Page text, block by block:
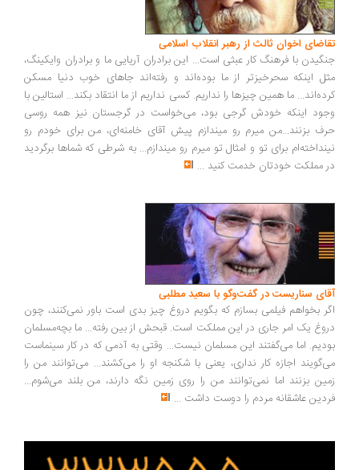
اخوان ثالث از رهبر انقلاب اسلامی
با فرهنگ کار عبثی است... این برادران آریایی ما و برادران وایکینگ،
اینکه سحرخیزتر از ما بوده‌اند و رفته‌اند جاهای خوب دنیا مسکن
ما همین چیزها را نداریم. کسی نداریم از ما انتقاد بکند... استالین با
اینکه خودش گرجی بود، می‌خواست در گرجستان نیز همه روسی
بزنند...من میرم رو میندازم پیش آقای خامنه‌ای، من برای خودم رو
برای تو و امثال تو میرم رو میندازم... به شرطی که شماها برگردید
مملکت خودتان خدمت کنید...
سناریست در گفت‌وگو با سعید مطلبی
بخواهم فیلمی بسازم که بگویم دروغ چیز بدی است باور نمی‌کنند، چون
یک امر جاری در این مملکت است. قبحش از بین رفته... ما بچه‌مسلمان
اما می‌گفتند این مسلمان نیست... وقتی به آدمی که در کار سینماست
اجازه کار نداری، یعنی با شکنجه او را می‌کشند... می‌توانند من را
بزنند اما نمی‌توانند من را روی زمین نگه دارند، من بلند می‌شوم...
عاشقانه مردم را دوست داشت ...